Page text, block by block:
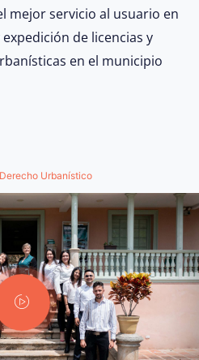
mejor servicio al usuario en
de licencias y
en el municipio
Urbanístico